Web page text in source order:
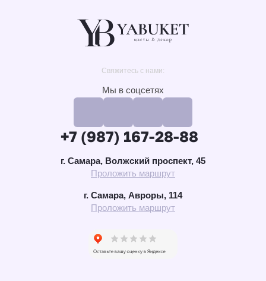
Свяжитесь с нами:
Мы в соцсетях
+7 (987) 167-28-88
г. Самара, Волжский проспект, 45
Проложить маршрут
г. Самара, Авроры, 114
Проложить маршрут